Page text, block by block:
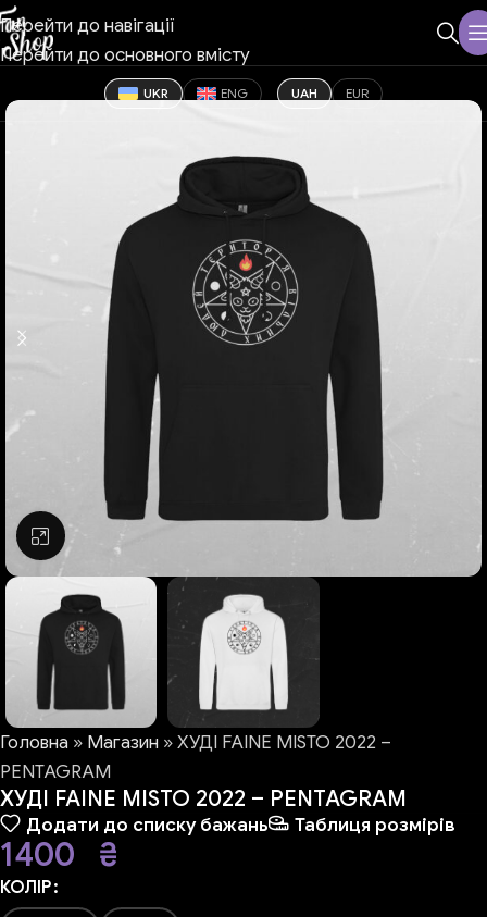
Перейти до навігації
Перейти до основного вмісту
UKR ENG UAH EUR
Натисніть, щоб збільшити
Головна » Магазин »ХУДІ FAINE MISTO 2022 –
PENTAGRAM
ХУДІ FAINE MISTO 2022 – PENTAGRAM
Додати до списку бажань Таблиця розмірів
1400 ₴
КОЛІР